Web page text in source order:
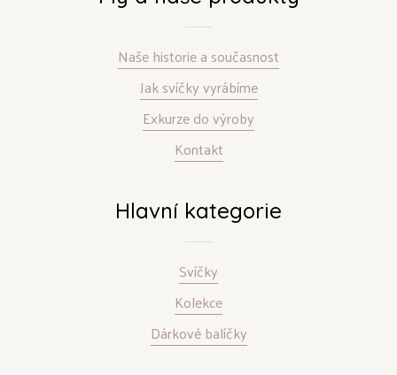
Naše historie a současnost
Jak svíčky vyrábíme
Exkurze do výroby
Kontakt
Hlavní kategorie
Svíčky
Kolekce
Dárkové balíčky